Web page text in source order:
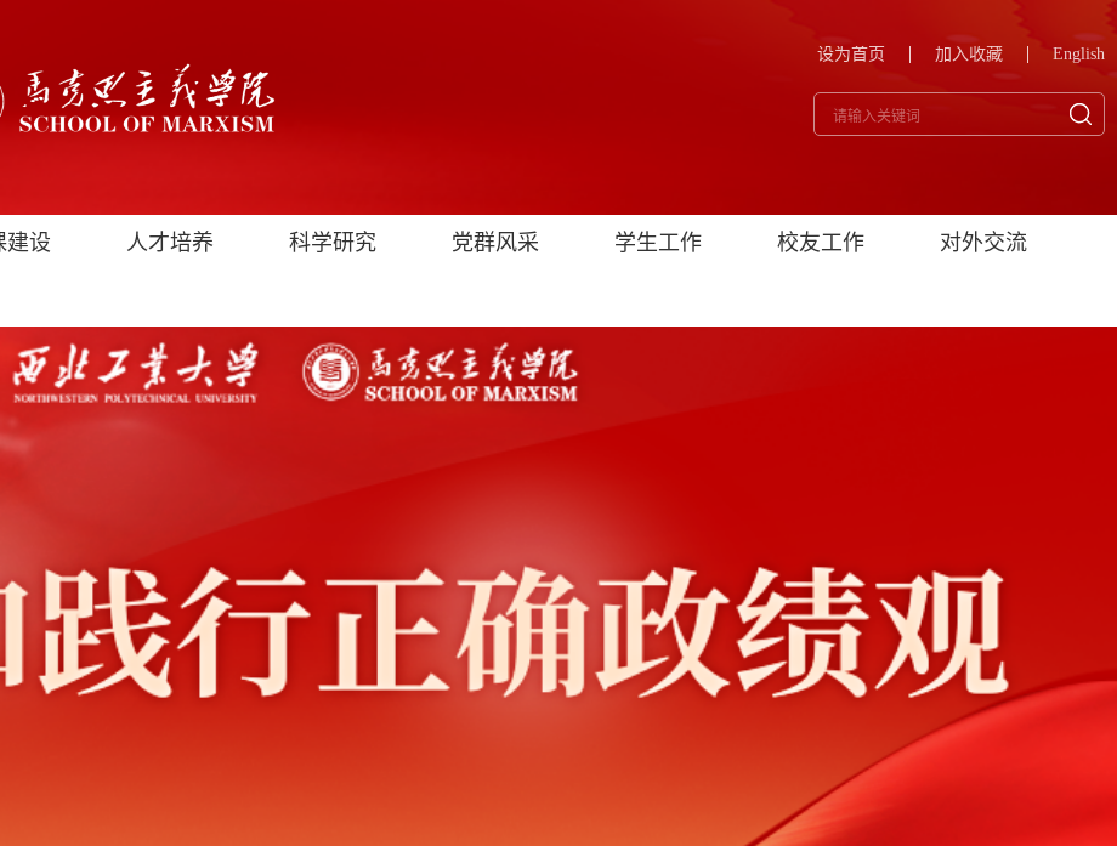
设为首页 加入收藏 English
建设 人才培养 科学研究 党群风采 学生工作 校友工作 对外交流